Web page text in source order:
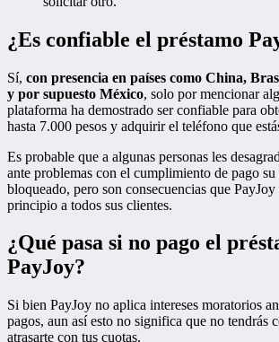
¿Es confiable el préstamo
Sí, con presencia en países como China,
y por supuesto México, solo por mencionar
plataforma ha demostrado ser confiable para
hasta 7.000 pesos y adquirir el teléfono que
Es probable que a algunas personas les
ante problemas con el cumplimiento de pago su
bloqueado, pero son consecuencias que
principio a todos sus clientes.
¿Qué pasa si no pago el
PayJoy?
Si bien PayJoy no aplica intereses moratorios
pagos, aun así esto no significa que no tendrás
atrasarte con tus cuotas.